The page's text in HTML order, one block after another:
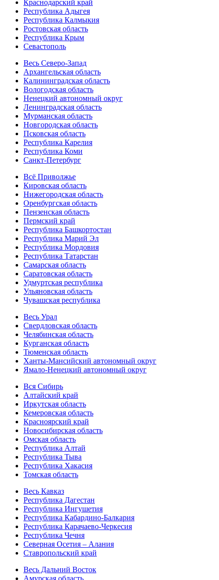
Краснодарский край
Республика Адыгея
Республика Калмыкия
Ростовская область
Республика Крым
Севастополь
Весь Северо-Запад
Архангельская область
Калининградская область
Вологодская область
Ненецкий автономный округ
Ленинградская область
Мурманская область
Новгородская область
Псковская область
Республика Карелия
Республика Коми
Санкт-Петербург
Всё Приволжье
Кировская область
Нижегородская область
Оренбургская область
Пензенская область
Пермский край
Республика Башкортостан
Республика Марий Эл
Республика Мордовия
Республика Татарстан
Самарская область
Саратовская область
Удмуртская республика
Ульяновская область
Чувашская республика
Весь Урал
Свердловская область
Челябинская область
Курганская область
Тюменская область
Ханты-Мансийский автономный округ
Ямало-Ненецкий автономный округ
Вся Сибирь
Алтайский край
Иркутская область
Кемеровская область
Красноярский край
Новосибирская область
Омская область
Республика Алтай
Республика Тыва
Республика Хакасия
Томская область
Весь Кавказ
Республика Дагестан
Республика Ингушетия
Республика Кабардино-Балкария
Республика Карачаево-Черкесия
Республика Чечня
Северная Осетия – Алания
Ставропольский край
Весь Дальний Восток
Амурская область